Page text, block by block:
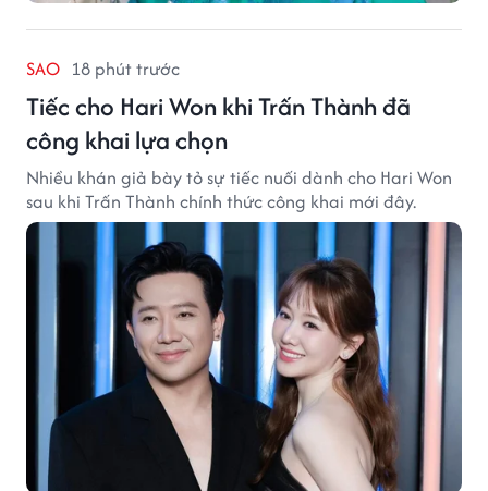
SAO 18 phút trước
Tiếc cho Hari Won khi Trấn Thành đã
công khai lựa chọn
Nhiều khán giả bày tỏ sự tiếc nuối dành cho Hari Won
sau khi Trấn Thành chính thức công khai mới đây.